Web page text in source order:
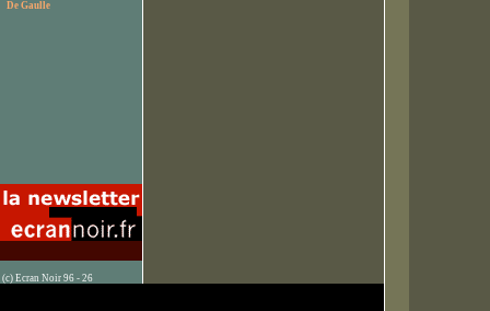
De Gaulle
(c) Ecran Noir 96 - 26